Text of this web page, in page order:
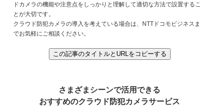
ドカメラの機能や注意点をしっかりと理解して適切な方法で設置するこ
とが大切です。
クラウド防犯カメラの導入を考えている場合は、NTTドコモビジネスま
でお気軽にご相談ください。
この記事のタイトルとURLをコピーする
さまざまシーンで活用できる
おすすめのクラウド防犯カメラサービス